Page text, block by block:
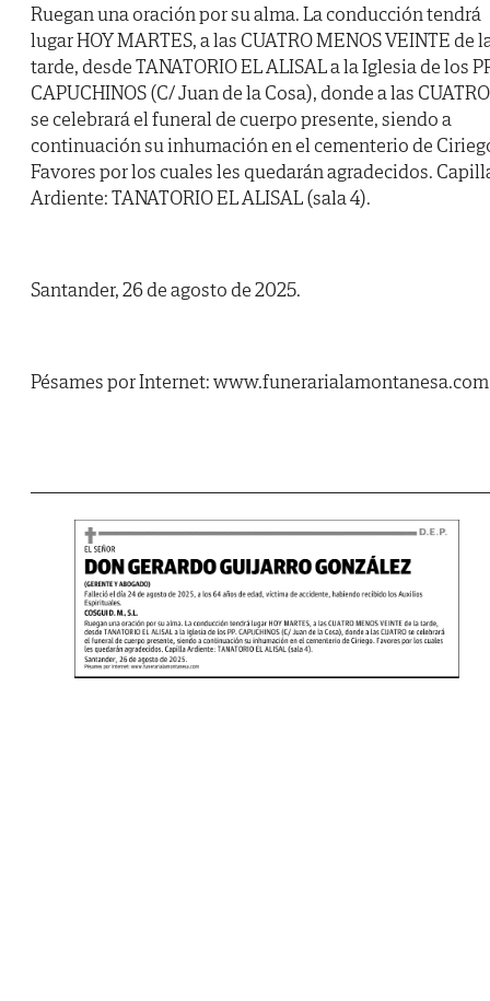
Ruegan una oración por su alma. La conducción tendrá
lugar HOY MARTES, a las CUATRO MENOS VEINTE de
tarde, desde TANATORIO EL ALISAL a la Iglesia de los
CAPUCHINOS (C/ Juan de la Cosa), donde a las CUATRO
se celebrará el funeral de cuerpo presente, siendo a
continuación su inhumación en el cementerio de
Favores por los cuales les quedarán agradecidos.
Ardiente: TANATORIO EL ALISAL (sala 4).
Santander, 26 de agosto de 2025.
Pésames por Internet: www.funerarialamontanesa.com